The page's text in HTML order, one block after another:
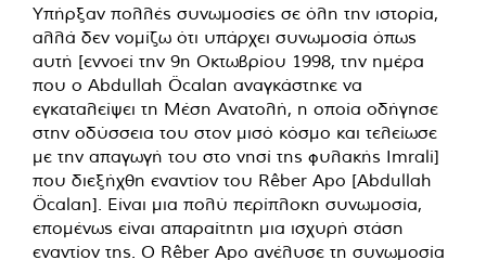
Υπήρξαν πολλές συνωμοσίες σε όλη την ιστορία,
αλλά δεν νομίζω ότι υπάρχει συνωμοσία όπως
αυτή [εννοεί την 9η Οκτωβρίου 1998, την ημέρα
που ο Abdullah Öcalan αναγκάστηκε να
εγκαταλείψει τη Μέση Ανατολή, η οποία οδήγησε
στην οδύσσεια του στον μισό κόσμο και τελείωσε
με την απαγωγή του στο νησί της φυλακής Imrali]
που διεξήχθη εναντίον του Rêber Apo [Abdullah
Öcalan]. Είναι μια πολύ περίπλοκη συνωμοσία,
επομένως είναι απαραίτητη μια ισχυρή στάση
εναντίον της. Ο Rêber Apo ανέλυσε τη συνωμοσία